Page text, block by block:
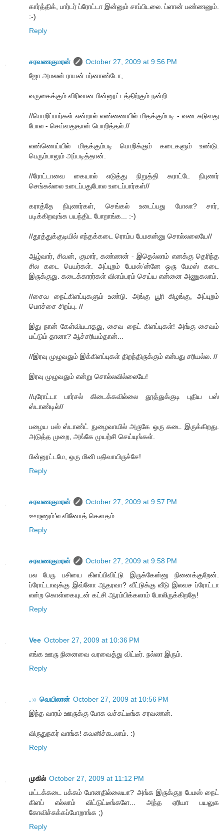
கார்த்திக், பார்டர் ப்ரோட்டா இன்னும் சாப்பிடலை. ப்ளான் பண்ணனும்.
:-)
Reply
சரவணகுமரன்
October 27, 2009 at 9:56 PM
ஜோ அமலன் ராயன் பர்னாண்டோ,
வருகைக்கும் விரிவான பின்னூட்டத்திற்கும் நன்றி.
//பொறிப்பார்கள் என்றால் எண்ணையில் மிதக்கும்படி - வடைசுடுவது
போல - செய்வதுதான் பொறித்தல்.//
எண்ணெய்யில் மிதக்கும்படி பொறிக்கும் கடைகளும் உண்டு.
பெரும்பாலும் அப்படித்தான்.
//ரோட்டாவை கையால் எடுத்து நிறுத்தி கராட்டே நிபுணர்
செங்கல்லை உடைப்பதுபோல உடைப்பார்கள்//
கராத்தே நிபுணர்கள், செங்கல் உடைப்பது போலா? சார்,
படிக்கிறவுங்க பயந்திட போறாங்க... :-)
//தூத்துக்குடியில் எந்தக்கடை ரொம்ப பேமசுன்னு சொல்லலையே//
ஆழ்வார், சிவன், குமார், கண்ணன் - இதெல்லாம் எனக்கு தெரிந்த
சில கடை பெயர்கள். அப்புறம் பேமஸ்’ன்னே ஒரு பேமஸ் கடை
இருக்குது. கடைக்காரர்கள் விளம்பரம் செய்ய என்னை அணுகலாம்.
//சைவ நைட்கிளப்புகளும் உண்டு. அங்கு பூரி கிழங்கு, அப்புறம்
மொச்சை சிறப்பு. //
இது நான் கேள்விபடாதது, சைவ நைட் கிளப்புகள்! அங்கு சைவம்
மட்டும் தானா? ஆச்சரியம்தான்...
//இரவு முழுவதும் இக்கிளப்புகள் திறந்திருக்கும் என்பது சரியல்ல. //
இரவு முழுவதும் என்று சொல்லவில்லையே!
//புரோட்டா பார்சல் கிடைக்கவில்லை தூத்துக்குடி புதிய பஸ்
ஸ்டாண்டில்//
பழைய பஸ் ஸ்டாண்ட் நுழைவாயில் அருகே ஒரு கடை இருக்கிறது.
அடுத்த முறை, அங்கே முயற்சி செய்யுங்கள்.
பின்னூட்டமே, ஒரு மினி பதிவாயிருச்சே!
Reply
சரவணகுமரன்
October 27, 2009 at 9:57 PM
ஊறணும்’ல வினோத் கௌதம்...
Reply
சரவணகுமரன்
October 27, 2009 at 9:58 PM
பல பேரு பசியை கிளப்பிவிட்டு இருக்கேன்னு நினைக்குறேன்.
ப்ரோட்டாவுக்கு இவ்ளோ ஆதரவா? வீட்டுக்கு வீடு இலவச ப்ரோட்டா
என்ற கொள்கையுடன் கட்சி ஆரம்பிக்கலாம் போலிருக்கிறதே!
Reply
Vee October 27, 2009 at 10:36 PM
எங்க ஊரு நினைவை வரவைத்து விட்டீர். நல்லா இரும்.
Reply
.☼ வெயிலான் October 27, 2009 at 10:56 PM
இந்த வாரம் ஊருக்கு போக வச்சுட்டீங்க சரவணன்.
விருதுநகர் வாங்க! கவனிச்சுடலாம். :)
Reply
முகில் October 27, 2009 at 11:12 PM
மட்டக்கடை பக்கம் போனதில்லையா? அங்க இருக்குற பேமஸ் நைட்
கிளப் எல்லாம் விட்டுட்டீங்களே... அந்த ஏரியா பயலுக
கோவிச்சுக்கப்போறாங்க ;)
Reply